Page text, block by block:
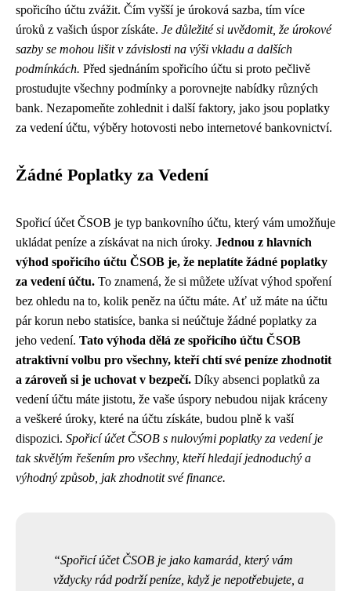
spořicího účtu zvážit. Čím vyšší je úroková sazba, tím více
úroků z vašich úspor získáte. Je důležité si uvědomit, že úrokové
sazby se mohou lišit v závislosti na výši vkladu a dalších
podmínkách. Před sjednáním spořicího účtu si proto pečlivě
prostudujte všechny podmínky a porovnejte nabídky různých
bank. Nezapomeňte zohlednit i další faktory, jako jsou poplatky
za vedení účtu, výběry hotovosti nebo internetové bankovnictví.
Žádné Poplatky za Vedení
Spořicí účet ČSOB je typ bankovního účtu, který vám umožňuje
ukládat peníze a získávat na nich úroky. Jednou z hlavních
výhod spořicího účtu ČSOB je, že neplatíte žádné poplatky
za vedení účtu. To znamená, že si můžete užívat výhod spoření
bez ohledu na to, kolik peněz na účtu máte. Ať už máte na účtu
pár korun nebo statisíce, banka si neúčtuje žádné poplatky za
jeho vedení. Tato výhoda dělá ze spořicího účtu ČSOB
atraktivní volbu pro všechny, kteří chtí své peníze zhodnotit
a zároveň si je uchovat v bezpečí. Díky absenci poplatků za
vedení účtu máte jistotu, že vaše úspory nebudou nijak kráceny
a veškeré úroky, které na účtu získáte, budou plně k vaší
dispozici. Spořicí účet ČSOB s nulovými poplatky za vedení je
tak skvělým řešením pro všechny, kteří hledají jednoduchý a
výhodný způsob, jak zhodnotit své finance.
Spořicí účet ČSOB je jako kamarád, který vám
vždycky rád podrží peníze, když je nepotřebujete, a